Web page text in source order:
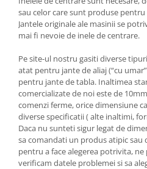
sau celor care sunt produse
Jantele originale ale masinii se
mai fi nevoie de inele de centrare.
Pe site-ul nostru gasiti diverse
atat pentru jante de aliaj (“cu
pentru jante de tabla. Inaltimea
comercializate de noi este de
comenzi ferme, orice dimensiune
diverse specificatii ( alte inaltimi,
Daca nu sunteti sigur legat de
sa comandati un produs atipic sau
pentru a face alegerea potrivita,
verificam datele problemei si sa